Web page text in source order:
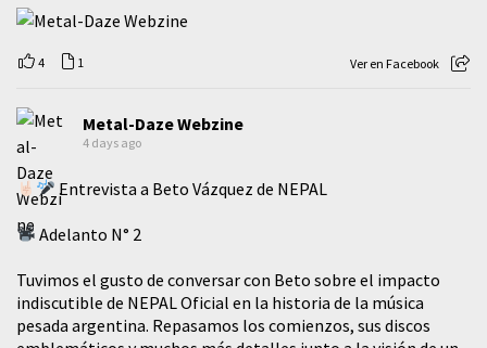
4 1 Ver en Facebook
Metal-Daze Webzine
4 days ago
Entrevista a Beto Vázquez de NEPAL
Adelanto N° 2
Tuvimos el gusto de conversar con Beto sobre el impacto
indiscutible de NEPAL Oficial en la historia de la música
pesada argentina. Repasamos los comienzos, sus discos